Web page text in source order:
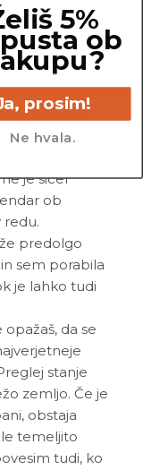
in gnitje mojih
vse gnile
popolnoma
me
je sicer
ob
redu.
predolgo
sem porabila
je lahko tudi
opažaš, da se
stanje
zemljo. Če je
obstaja
temeljito
tudi, ko
5%
ob
prosim!
Ne hvala.